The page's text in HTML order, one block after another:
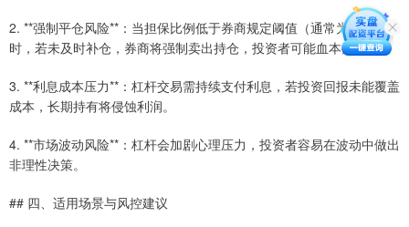
2. **强制平仓风险**：当担保比例低于券商规定阈值（通常为130%）
时，若未及时补仓，券商将强制卖出持仓，投资者可能血本无归。
3. **利息成本压力**：杠杆交易需持续支付利息，若投资回报未能覆盖
成本，长期持有将侵蚀利润。
4. **市场波动风险**：杠杆会加剧心理压力，投资者容易在波动中做出
非理性决策。
## 四、适用场景与风控建议